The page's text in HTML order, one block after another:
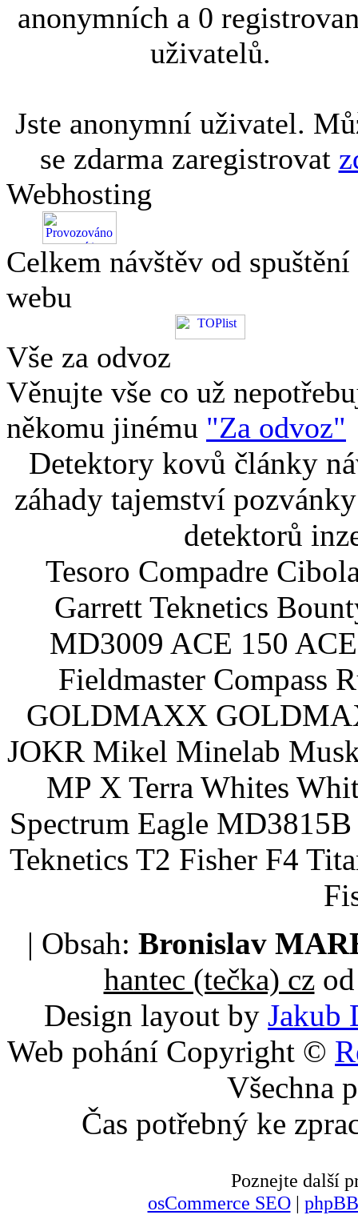
anonymních a 0
uživatelů.
Jste anonymní uživatel.
se zdarma zaregistrovat
Webhosting
Celkem návštěv od spuštění
webu
Vše za odvoz
Věnujte vše co už
někomu jinému "Za odvoz"
Detektory kovů články
záhady tajemství
detektorů
Tesoro Compadre
Garrett Teknetics
MD3009 ACE 150
Fieldmaster Compass
GOLDMAXX
JOKR Mikel Minelab
MP X Terra Whites
Spectrum Eagle
Teknetics T2 Fisher F4
| Obsah: Bronislav
hantec (tečka) czod
Design layout by Jakub
Web pohání Copyright ©
Všechna
Čas potřebný ke
Poznejte další
osCommerce SEO|